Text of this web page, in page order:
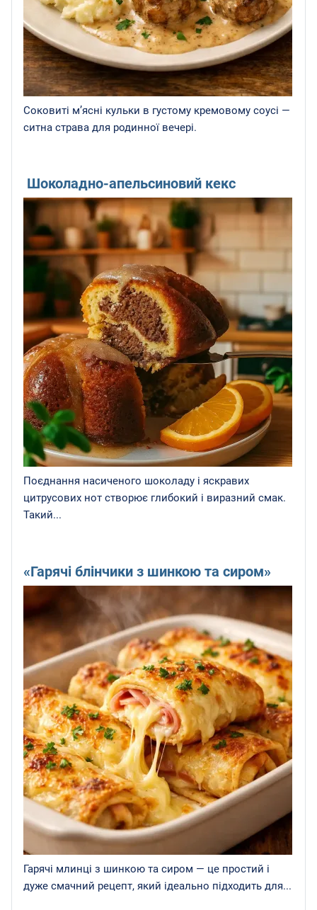
Соковиті м’ясні кульки в густому кремовому соусі —
ситна страва для родинної вечері.
Шоколадно-апельсиновий кекс
Поєднання насиченого шоколаду і яскравих
цитрусових нот створює глибокий і виразний смак.
Такий...
«Гарячі блінчики з шинкою та сиром»
Гарячі млинці з шинкою та сиром — це простий і
дуже смачний рецепт, який ідеально підходить для...